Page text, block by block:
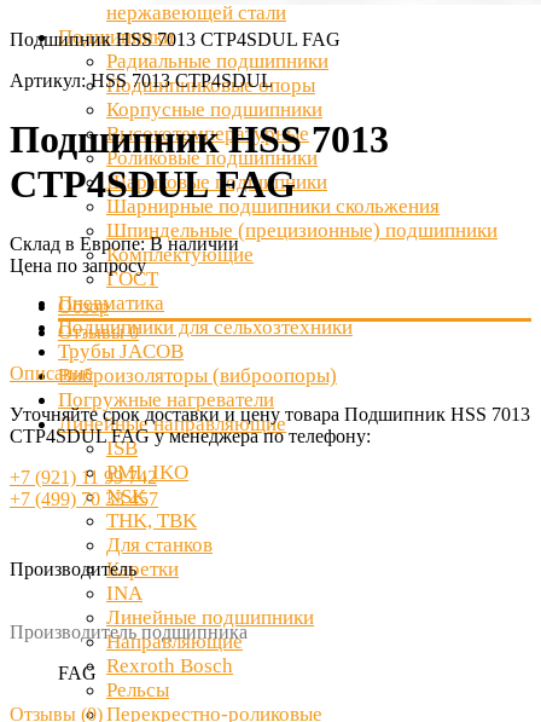
нержавеющей стали
Подшипники
Радиальные подшипники
Подшипниковые опоры
Корпусные подшипники
Высокотемпературные
Роликовые подшипники
Шариковые подшипники
Шарнирные подшипники скольжения
Шпиндельные (прецизионные) подшипники
Комплектующие
ГОСТ
Пневматика
Подшипники для сельхозтехники
Трубы JACOB
Виброизоляторы (виброопоры)
Погружные нагреватели
Линейные направляющие
ISB
PMI, IKO
NSK
THK, TBK
Для станков
Каретки
INA
Линейные подшипники
Направляющие
Rexroth Bosch
Рельсы
Перекрестно-роликовые
Подшипник HSS 7013 CTP4SDUL FAG
Артикул:HSS 7013 CTP4SDUL
Подшипник HSS 7013
CTP4SDUL FAG
Склад в Европе:В наличии
Цена по запросу
Обзор
Отзывы0
Описание
Уточняйте срок доставки и цену товара Подшипник HSS 7013
CTP4SDUL FAG у менеджера по телефону:
+7 (921) 11 99 742
+7 (499) 70 33 457
Производитель
Производитель подшипника
FAG
Отзывы (0)